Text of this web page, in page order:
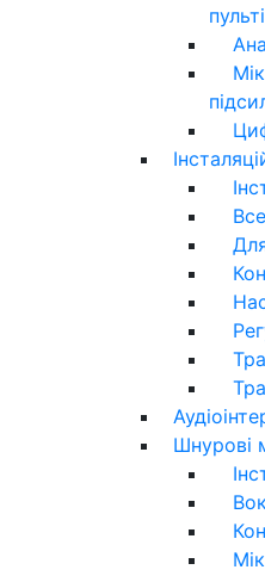
Для
Шнурові